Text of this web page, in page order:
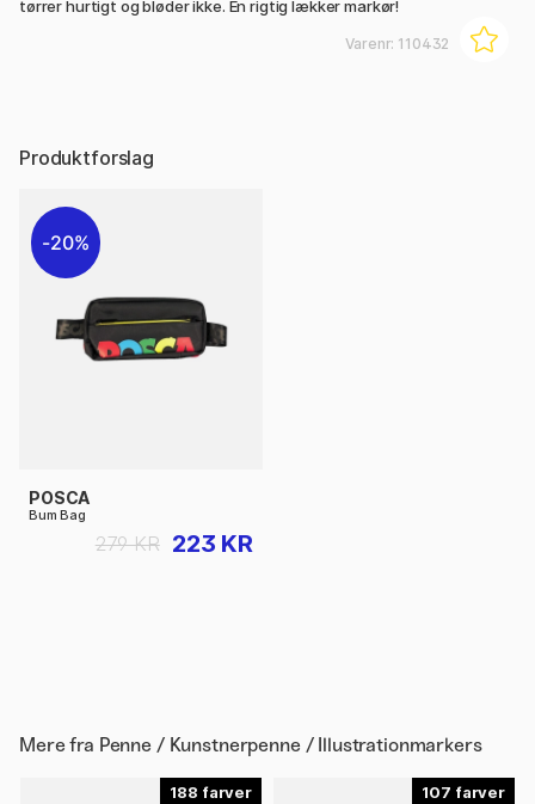
tørrer hurtigt og bløder ikke. En rigtig lækker markør!
Varenr: 110432
Produktforslag
20%
POSCA
Bum Bag
223 KR
279 KR
Mere fra Penne / Kunstnerpenne / Illustrationmarkers
188 107